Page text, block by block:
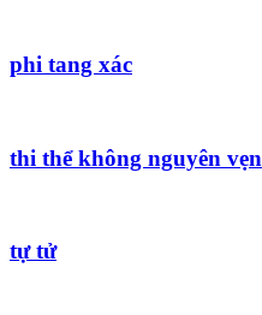
phi tang xác
thi thể không nguyên vẹn
tự tử